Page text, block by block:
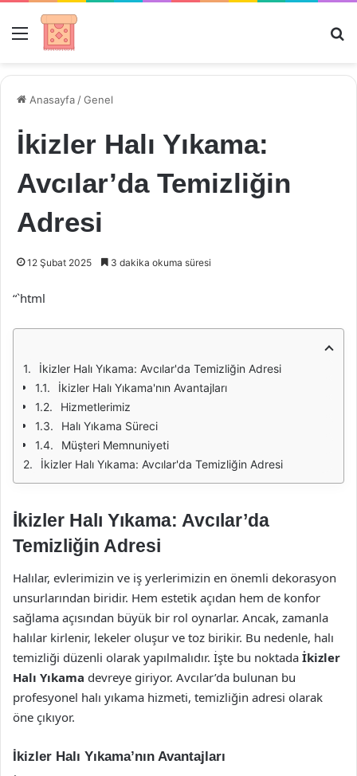
Menü
Anasayfa /Genel
İkizler Halı Yıkama:
Avcılar’da Temizliğin
Adresi
12 Şubat 2025 3 dakika okuma süresi
“`html
İkizler Halı Yıkama: Avcılar'da Temizliğin Adresi
İkizler Halı Yıkama'nın Avantajları
Hizmetlerimiz
Halı Yıkama Süreci
Müşteri Memnuniyeti
İkizler Halı Yıkama: Avcılar'da Temizliğin Adresi
İkizler Halı Yıkama: Avcılar’da
Temizliğin Adresi
Halılar, evlerimizin ve iş yerlerimizin en önemli dekorasyon
unsurlarından biridir. Hem estetik açıdan hem de konfor
sağlama açısından büyük bir rol oynarlar. Ancak, zamanla
halılar kirlenir, lekeler oluşur ve toz birikir. Bu nedenle, halı
temizliği düzenli olarak yapılmalıdır. İşte bu noktada İkizler
Halı Yıkama devreye giriyor. Avcılar’da bulunan bu
profesyonel halı yıkama hizmeti, temizliğin adresi olarak
öne çıkıyor.
İkizler Halı Yıkama’nın Avantajları